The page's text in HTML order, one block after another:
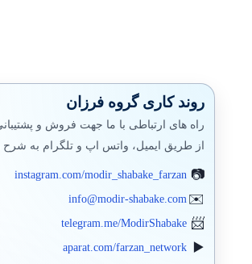
سرور اچ پی
جونیپر (SRX)
فورتی گیت
وایرشارک
زبیکس مانیتورینگ
روند کاری گروه فرزان
راه های ارتباطی با ما جهت فروش و
از طریق ایمیل، واتس اپ و تلگرام به
instagram.com/modir_shabake_farzan
info@modir-shabake.com
telegram.me/ModirShabake
aparat.com/farzan_network